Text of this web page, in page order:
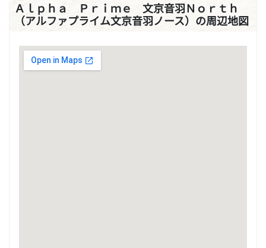
Ａｌｐｈａ Ｐｒｉｍｅ 文京音羽Ｎｏｒｔｈ
（アルファプライム文京音羽ノース）の周辺地図